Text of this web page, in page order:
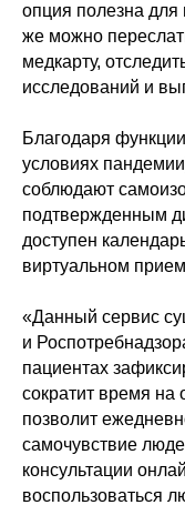
опция полезна
же можно
медкарту,
исследований и
Благодаря
условиях
соблюдают
подтвержденным
доступен
виртуальном
«Данный сервис
и
пациентах
сократит время на
позволит
самочувствие
консультации
воспользоваться